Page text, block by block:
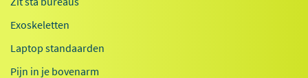
Exoskeletten
Laptop standaarden
Pijn in je bovenarm